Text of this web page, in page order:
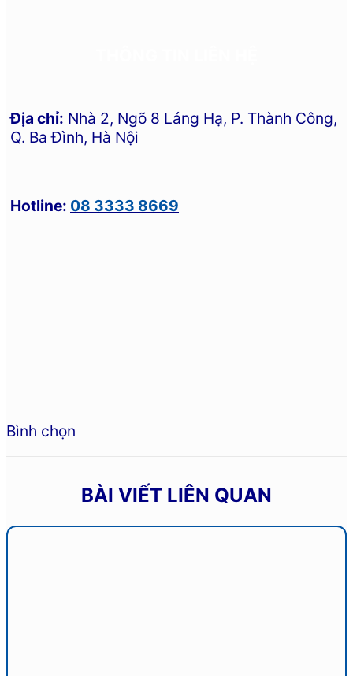
Địa chỉ: Nhà 2, Ngõ 8 Láng Hạ, P. Thành Công,
Q. Ba Đình, Hà Nội
Hotline: 08 3333 8669
Bình chọn
BÀI VIẾT LIÊN QUAN